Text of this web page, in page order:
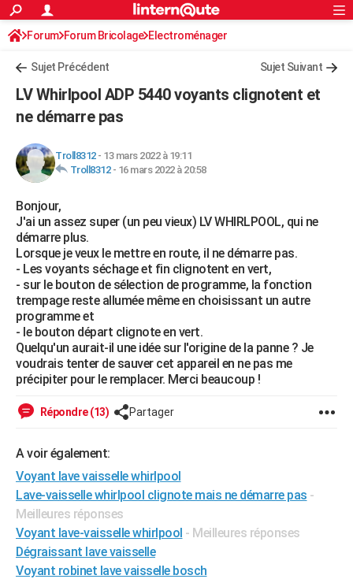
ACTUALITÉS
Politique
Société
Faits Divers
Education
Monde
Villes
+
Programme TV
Streaming
Sorties cinéma
Musique
FINANCE
Retraite
Impôts
Epargne
Immobilier
Risques naturels par ville
Banque
Assurance
Crédit
AUTO
Essais
Réserver un essai
Citadines
Berlines
SUV
Forum auto
+HIGH-TECH
Mobiles
Meilleur smartphone
Internet
Ordinateurs
Jeux vidéo
Guide high-tech
BRICOLAGE
Forum
Aménagement intérieur
Extérieur
Cuisine
Salle de bains
Jardinage
Rangement
WEEK-END
Guides de France
Escapades
Patrimoine
Expositions
Musées
Week-end nature
+LIFESTYLE
Art de vivre
Bien-être
Loisirs
Mode
Modes de vie
SANTE
Alimentation
Guide de la santé
Maladies
Médicaments
Sommeil
VOYAGE
Destinations
City break
Voyage nature
Voyage de noces
Forum
Climat
+PHOTO
GUIDES D'ACHAT
Carte de Noël
Carte Bonne année
Carte Saint-Valentin
Carte Pâques
Carte d'anniversaire
DICTIONNAIRE
Dictionnaire
Biographies
Citations
Expressions
Proverbes
PROGRAMME TV
COPAINS D'AVANT
S'inscrire
Connexion
Forum Forum Bricolage Electroménager
Sujet Précédent Sujet Suivant
LV Whirlpool ADP 5440 voyants clignotent et
ne démarre pas
Troll8312- 13 mars 2022 à 19:11
Troll8312- 16 mars 2022 à 20:58
Bonjour,
J'ai un assez super (un peu vieux) LV WHIRLPOOL, qui ne
démarre plus.
Lorsque je veux le mettre en route, il ne démarre pas.
- Les voyants séchage et fin clignotent en vert,
- sur le bouton de sélection de programme, la fonction
trempage reste allumée même en choisissant un autre
programme et
- le bouton départ clignote en vert.
Quelqu'un aurait-il une idée sur l'origine de la panne ? Je
voudrais tenter de sauver cet appareil en ne pas me
précipiter pour le remplacer. Merci beaucoup !
Répondre (13) Partager
A voir également:
Voyant lave vaisselle whirlpool
Lave-vaisselle whirlpool clignote mais ne démarre pas -
Meilleures réponses
Voyant lave-vaisselle whirlpool - Meilleures réponses
Dégraissant lave vaisselle
Voyant robinet lave vaisselle bosch